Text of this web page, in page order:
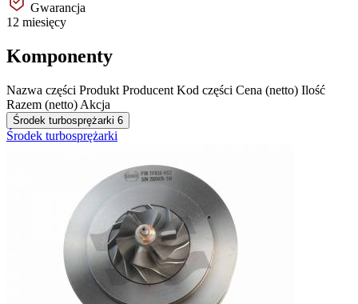
Gwarancja
12 miesięcy
Komponenty
Nazwa części Produkt Producent Kod części Cena (netto) Ilość
Razem (netto) Akcja
Środek turbosprężarki 6
Środek turbosprężarki